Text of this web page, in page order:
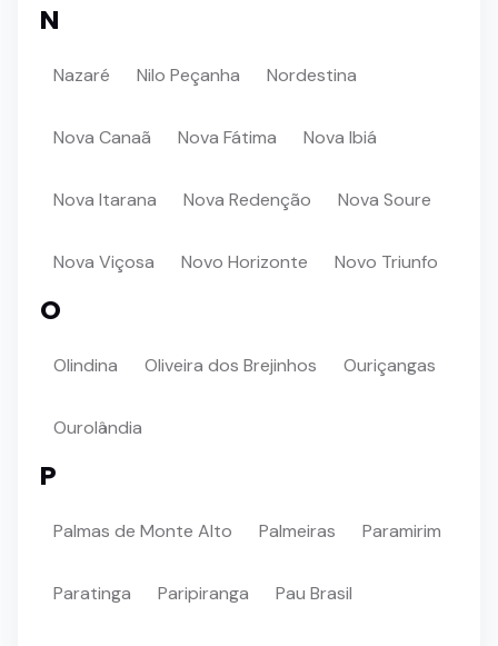
N
Nazaré Nilo Peçanha Nordestina
Nova Canaã Nova Fátima Nova Ibiá
Nova Itarana Nova Redenção Nova Soure
Nova Viçosa Novo Horizonte Novo Triunfo
O
Olindina Oliveira dos Brejinhos Ouriçangas
Ourolândia
P
Palmas de Monte Alto Palmeiras Paramirim
Paratinga Paripiranga Pau Brasil